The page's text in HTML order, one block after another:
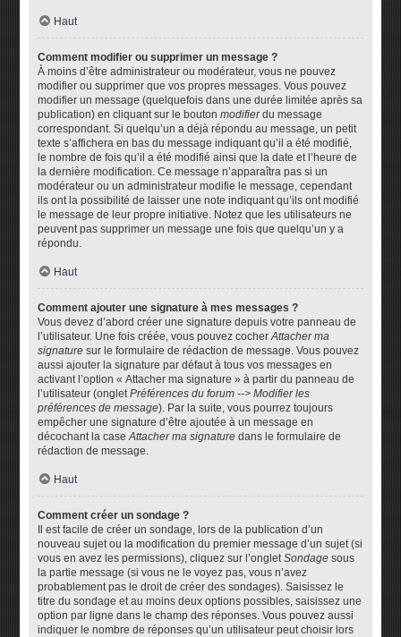
Haut
Comment modifier ou supprimer un message ?
À moins d’être administrateur ou modérateur, vous ne pouvez
modifier ou supprimer que vos propres messages. Vous pouvez
modifier un message (quelquefois dans une durée limitée après sa
publication) en cliquant sur le boutonmodifierdu message
correspondant. Si quelqu’un a déjà répondu au message, un petit
texte s’affichera en bas du message indiquant qu’il a été modifié,
le nombre de fois qu’il a été modifié ainsi que la date et l’heure de
la dernière modification. Ce message n’apparaîtra pas si un
modérateur ou un administrateur modifie le message, cependant
ils ont la possibilité de laisser une note indiquant qu’ils ont modifié
le message de leur propre initiative. Notez que les utilisateurs ne
peuvent pas supprimer un message une fois que quelqu’un y a
répondu.
Haut
Comment ajouter une signature à mes messages ?
Vous devez d’abord créer une signature depuis votre panneau de
l’utilisateur. Une fois créée, vous pouvez cocherAttacher ma
signature sur le formulaire de rédaction de message. Vous pouvez
aussi ajouter la signature par défaut à tous vos messages en
activant l’option « Attacher ma signature » à partir du panneau de
l’utilisateur (ongletPréférences du forum --> Modifier les
préférences de message). Par la suite, vous pourrez toujours
empêcher une signature d’être ajoutée à un message en
décochant la caseAttacher ma signature dans le formulaire de
rédaction de message.
Haut
Comment créer un sondage ?
Il est facile de créer un sondage, lors de la publication d’un
nouveau sujet ou la modification du premier message d’un sujet (si
vous en avez les permissions), cliquez sur l’ongletSondage sous
la partie message (si vous ne le voyez pas, vous n’avez
probablement pas le droit de créer des sondages). Saisissez le
titre du sondage et au moins deux options possibles, saisissez une
option par ligne dans le champ des réponses. Vous pouvez aussi
indiquer le nombre de réponses qu’un utilisateur peut choisir lors